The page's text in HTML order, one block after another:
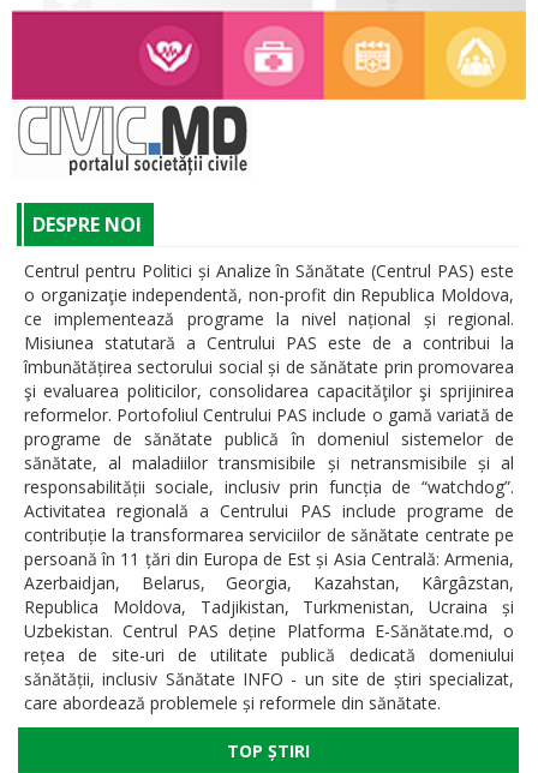
DESPRE NOI
Centrul pentru Politici și Analize în Sănătate (Centrul PAS) este
o organizaţie independentă, non-profit din Republica Moldova,
ce implementează programe la nivel național și regional.
Misiunea statutară a Centrului PAS este de a contribui la
îmbunătățirea sectorului social și de sănătate prin promovarea
şi evaluarea politicilor, consolidarea capacităţilor şi sprijinirea
reformelor. Portofoliul Centrului PAS include o gamă variată de
programe de sănătate publică în domeniul sistemelor de
sănătate, al maladiilor transmisibile și netransmisibile și al
responsabilității sociale, inclusiv prin funcția de “watchdog”.
Activitatea regională a Centrului PAS include programe de
contribuție la transformarea serviciilor de sănătate centrate pe
persoană în 11 țări din Europa de Est și Asia Centrală: Armenia,
Azerbaidjan, Belarus, Georgia, Kazahstan, Kârgâzstan,
Republica Moldova, Tadjikistan, Turkmenistan, Ucraina și
Uzbekistan. Centrul PAS deține Platforma E-Sănătate.md, o
rețea de site-uri de utilitate publică dedicată domeniului
sănătății, inclusiv Sănătate INFO - un site de știri specializat,
care abordează problemele și reformele din sănătate.
TOP ȘTIRI